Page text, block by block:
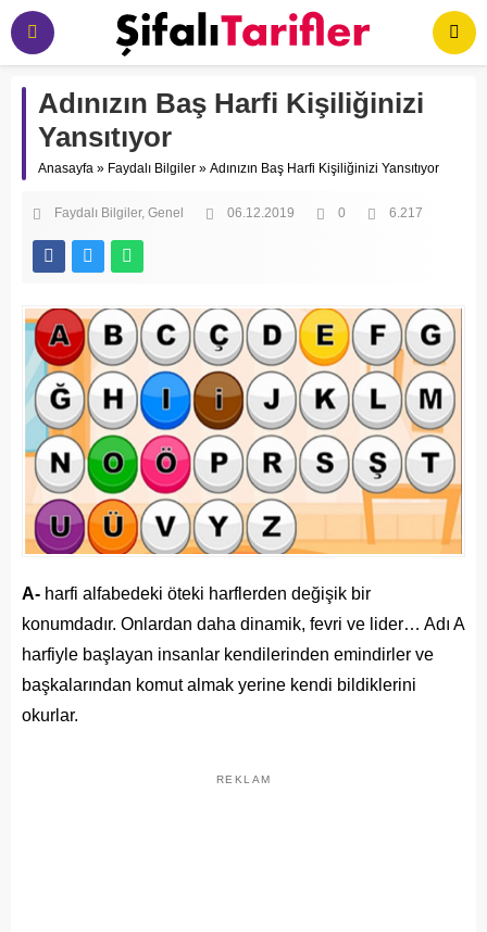
Adınızın Baş Harfi Kişiliğinizi
Yansıtıyor
Anasayfa » Faydalı Bilgiler » Adınızın Baş Harfi Kişiliğinizi Yansıtıyor
Faydalı Bilgiler Genel 06.12.2019 0 6.217
A- harfi alfabedeki öteki harflerden değişik bir
konumdadır. Onlardan daha dinamik, fevri ve lider… Adı A
harfiyle başlayan insanlar kendilerinden emindirler ve
başkalarından komut almak yerine kendi bildiklerini
okurlar.
REKLAM